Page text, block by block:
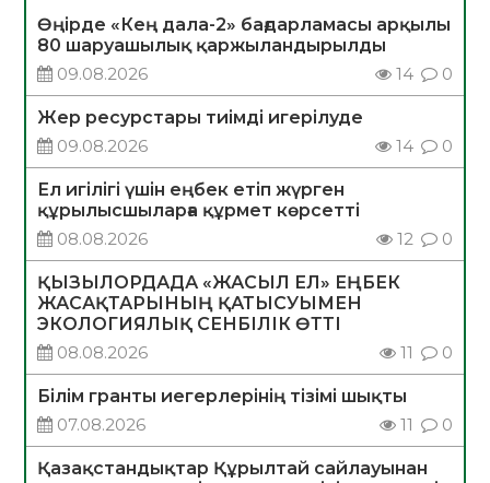
Өңірде «Кең дала-2» бағдарламасы арқылы
80 шаруашылық қаржыландырылды
09.08.2026
14 0
Жер ресурстары тиімді игерілуде
09.08.2026
14 0
Ел игілігі үшін еңбек етіп жүрген
құрылысшыларға құрмет көрсетті
08.08.2026
12 0
ҚЫЗЫЛОРДАДА «ЖАСЫЛ ЕЛ» ЕҢБЕК
ЖАСАҚТАРЫНЫҢ ҚАТЫСУЫМЕН
ЭКОЛОГИЯЛЫҚ СЕНБІЛІК ӨТТІ
08.08.2026
11 0
Білім гранты иегерлерінің тізімі шықты
07.08.2026
11 0
Қазақстандықтар Құрылтай сайлауынан